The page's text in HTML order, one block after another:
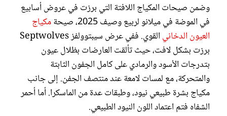
وضمن صيحات المكياج اللافتة التي برزت في عروض أسابيع
في الموضة في ميلانو لربيع وصيف 2025، صيحة
مكياج
العيون الدخاني
القوي. ففي عرض سيبتوولفز Septwolves
برزت بشكل لافت، حيث تألقت العارضات بظلال عيون
بتدرجات الأسود والرمادي على كامل الجفون الثابتة
والمتحركة، مع لمسات لامعة عند منتصف الجفن. إلى جانب
مكياج بشرة طبيعي نيود، وطبقات عدة من الماسكرا. أما أحمر
الشفاه فتم اعتماد اللون النيود الطبيعي.